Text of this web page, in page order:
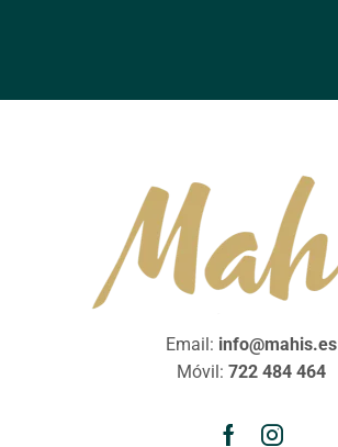
Email: info@mahis.es
Móvil: 722 484 464